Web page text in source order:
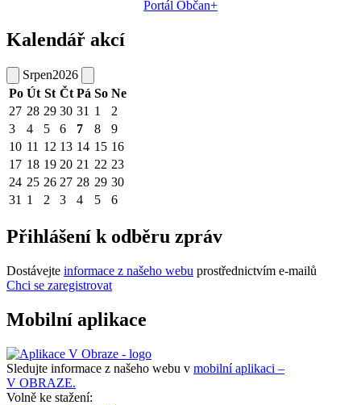
Portál Občan+
Kalendář akcí
Srpen2026
Po Út St Čt Pá So Ne
27 28 29 30 31 1
2
3
4 5 6 7 8
9
10 11 12 13 14 15 16
17 18 19 20 21 22 23
24 25 26 27 28 29 30
31 1 2 3 4 5 6
Přihlášení k odběru zpráv
Dostávejte informace z našeho webu prostřednictvím e-mailů
Chci se zaregistrovat
Mobilní aplikace
Sledujte informace z našeho webu v mobilní aplikaci –
V OBRAZE.
Volně ke stažení: